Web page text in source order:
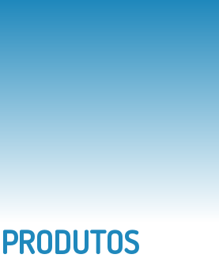
PRODUTOS